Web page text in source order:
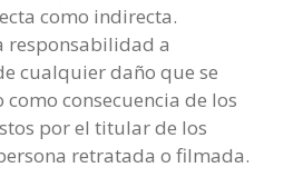
como indirecta.
responsabilidad a
cualquier daño que se
consecuencia de los
por el titular de los
retratada o filmada.